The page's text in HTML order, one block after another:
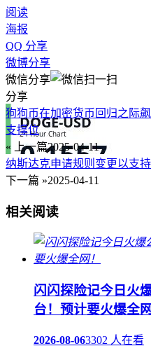
阅读
海报
QQ 分享
微博分享
微信分享
分享
狗狗币在加密货币回归之际
支撑位
« 上一篇2025-04-11
纳斯达克申请规则变更以支持
下一篇 »2025-04-11
相关阅读
闪闪探险记今日火
台！预计要火爆全网
2026-08-063302 人在看